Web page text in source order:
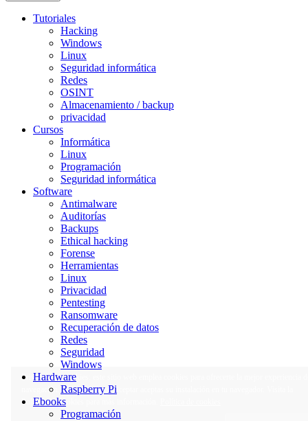
Tutoriales
Hacking
Windows
Linux
Seguridad informática
Redes
OSINT
Almacenamiento / backup
privacidad
Cursos
Informática
Linux
Programación
Seguridad informática
Software
Antimalware
Auditorías
Backups
Ethical hacking
Forense
Herramientas
Linux
Privacidad
Pentesting
Ransomware
Recuperación de datos
Redes
Seguridad
Windows
Hardware
Raspberry Pi
Ebooks
Programación
Privacidad y cookies: este sitio web emplea cookies para ofrecerte la mejor experiencia
navegación. Al hacer clic en Aceptar aceptas su instalación en tu navegador. Visita la
Política de Cookies para más información.